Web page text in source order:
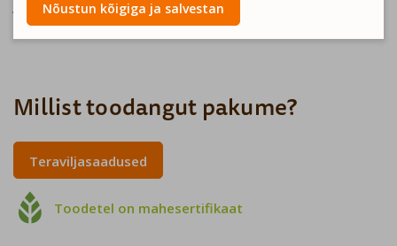
Nõustun kõigiga ja salvestan
Jahud, helbed, kruubid, manna - hääd vaaritamist ja
küpsetamist:)
Millist toodangut pakume?
Teraviljasaadused
 Toodetel on mahesertifikaat